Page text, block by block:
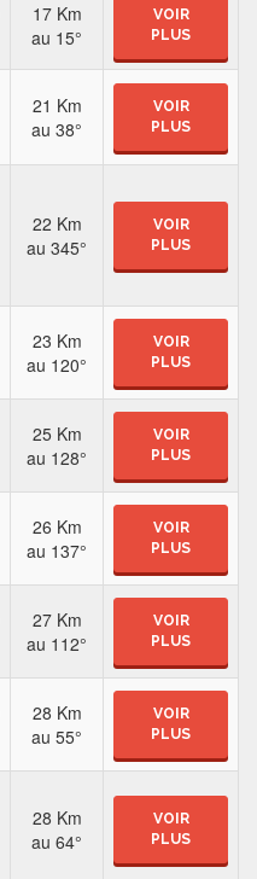
17 Km
au 15°
VOIR
PLUS
21 Km
au 38°
VOIR
PLUS
22 Km
au 345°
VOIR
PLUS
23 Km
au 120°
VOIR
PLUS
25 Km
au 128°
VOIR
PLUS
26 Km
au 137°
VOIR
PLUS
27 Km
au 112°
VOIR
PLUS
28 Km
au 55°
VOIR
PLUS
28 Km
au 64°
VOIR
PLUS